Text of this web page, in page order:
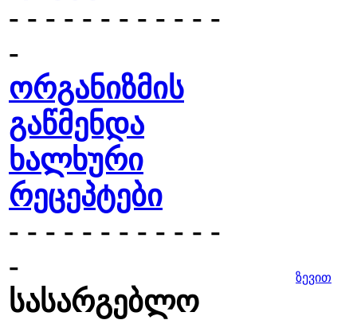
- - - - - - - - - - - -
-
ორგანიზმის
გაწმენდა
ხალხური
რეცეპტები
- - - - - - - - - - - -
-
სასარგებლო
ზევით